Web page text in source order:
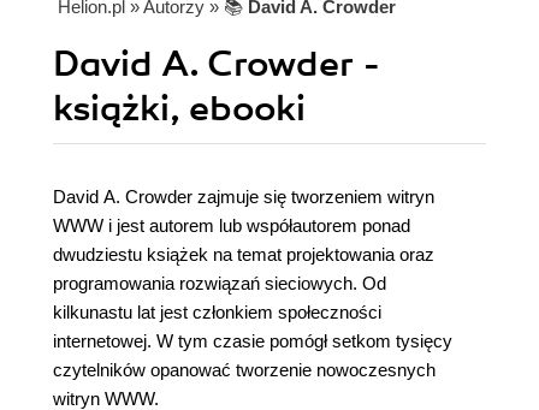
Helion.pl » Autorzy » 📚 David A. Crowder
David A. Crowder -
książki, ebooki
David A. Crowder zajmuje się tworzeniem witryn
WWW i jest autorem lub współautorem ponad
dwudziestu książek na temat projektowania oraz
programowania rozwiązań sieciowych. Od
kilkunastu lat jest członkiem społeczności
internetowej. W tym czasie pomógł setkom tysięcy
czytelników opanować tworzenie nowoczesnych
witryn WWW.